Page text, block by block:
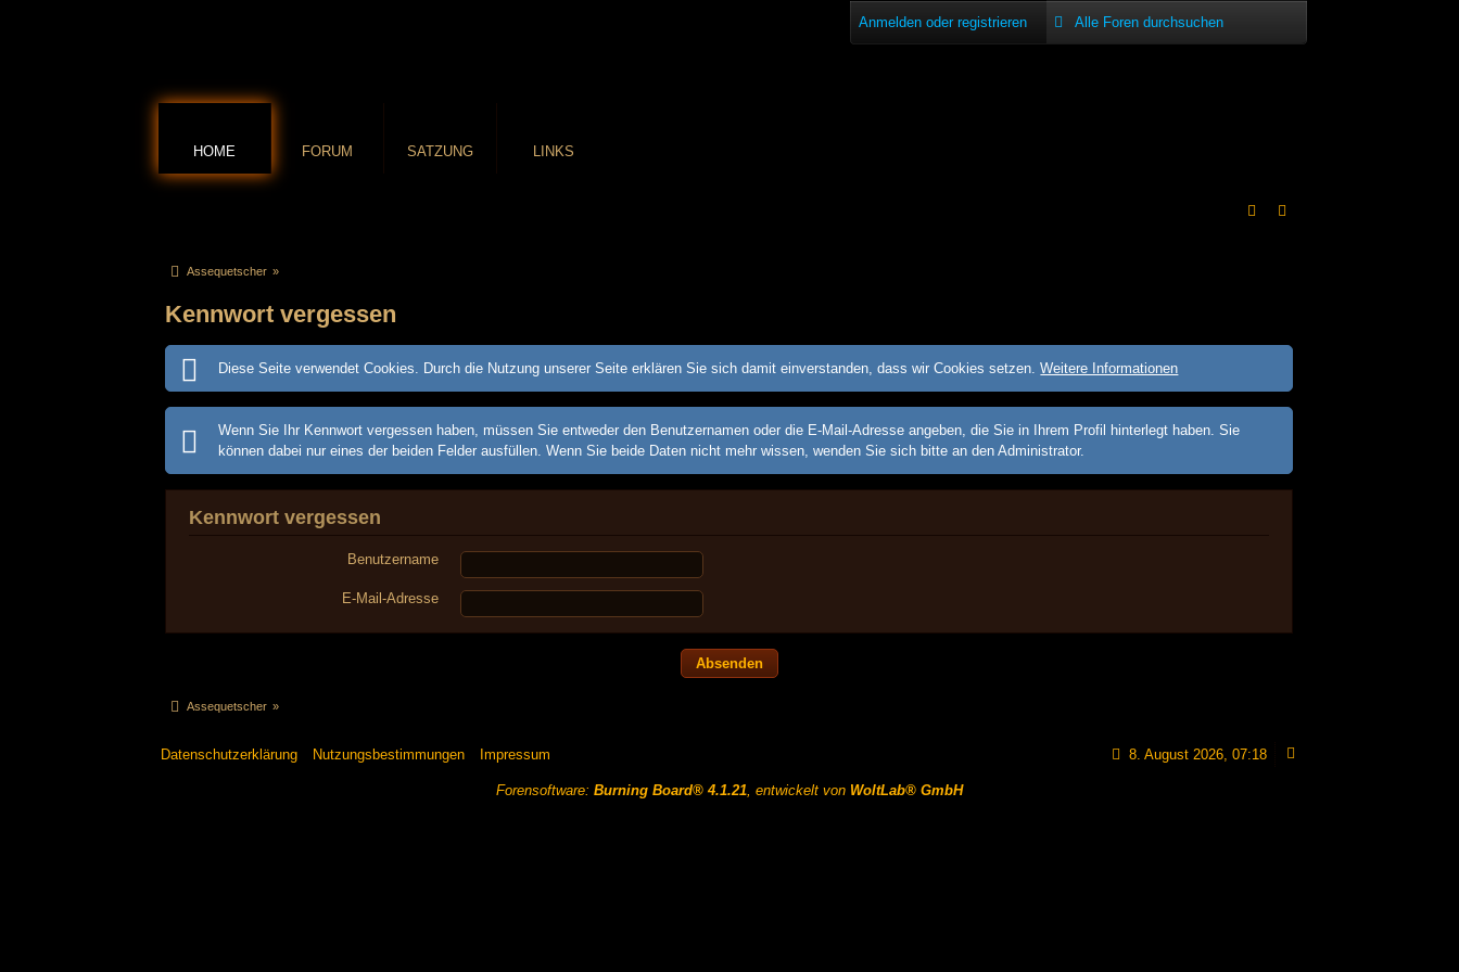
Anmelden oder registrieren
HOME FORUM SATZUNG LINKS
Assequetscher »
Kennwort vergessen
Diese Seite verwendet Cookies. Durch die Nutzung unserer Seite erklären Sie sich damit einverstanden, dass wir Cookies setzen.Weitere Informationen
Wenn Sie Ihr Kennwort vergessen haben, müssen Sie entweder den Benutzernamen oder die E-Mail-Adresse angeben, die Sie in Ihrem Profil hinterlegt haben. Sie
können dabei nur eines der beiden Felder ausfüllen. Wenn Sie beide Daten nicht mehr wissen, wenden Sie sich bitte an den Administrator.
Kennwort vergessen
Benutzername
E-Mail-Adresse
Assequetscher »
Datenschutzerklärung Nutzungsbestimmungen Impressum 8. August 2026, 07:18
Forensoftware: Burning Board® 4.1.21, entwickelt von WoltLab® GmbH